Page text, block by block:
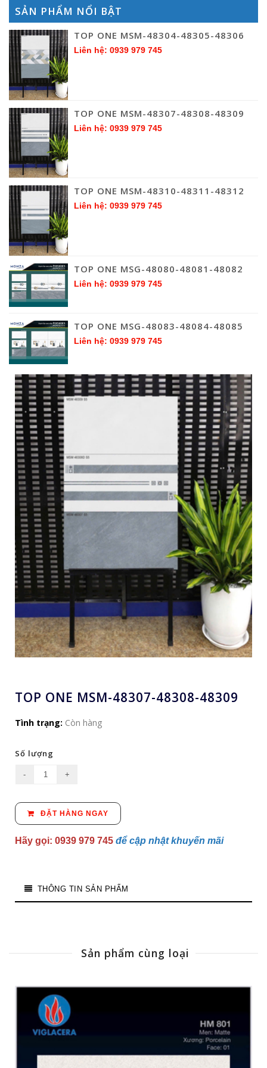
SẢN PHẨM NỔI BẬT
TOP ONE MSM-48304-48305-48306
Liên hệ: 0939 979 745
TOP ONE MSM-48307-48308-48309
Liên hệ: 0939 979 745
TOP ONE MSM-48310-48311-48312
Liên hệ: 0939 979 745
TOP ONE MSG-48080-48081-48082
Liên hệ: 0939 979 745
TOP ONE MSG-48083-48084-48085
Liên hệ: 0939 979 745
TOP ONE MSM-48307-48308-48309
Tình trạng: Còn hàng
Số lượng
ĐẶT HÀNG NGAY
Hãy gọi: 0939 979 745 để cập nhật khuyến mãi
THÔNG TIN SẢN PHẨM
Sản phẩm cùng loại